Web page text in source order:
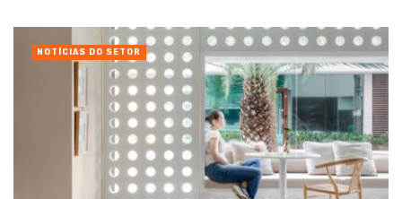
NOTÍCIAS DO SETOR